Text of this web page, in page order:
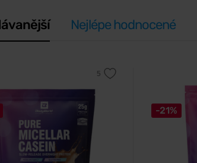
Nejlépe hodnocené
-21%